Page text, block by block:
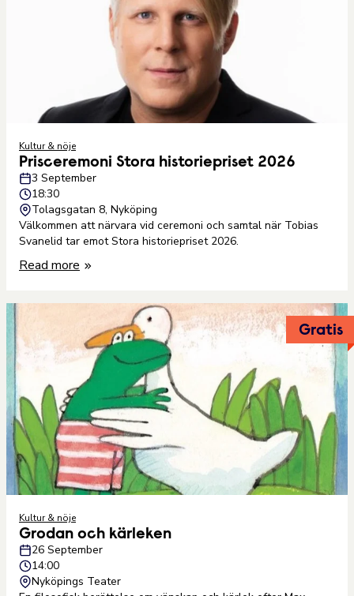
Kultur & nöje
Prisceremoni Stora historiepriset 2026
3 September
18:30
Tolagsgatan 8, Nyköping
Välkommen att närvara vid ceremoni och samtal när Tobias
Svanelid tar emot Stora historiepriset 2026.
Read more
Gratis
Kultur & nöje
Grodan och kärleken
26 September
14:00
Nyköpings Teater